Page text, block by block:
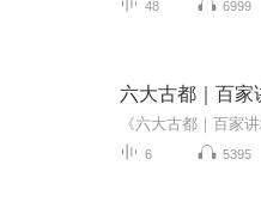
48 6999
六大古都｜百家
6 5395